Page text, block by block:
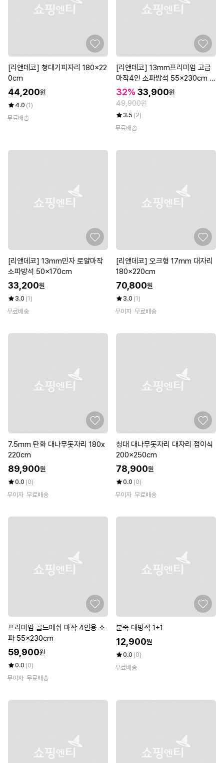
[리앤데코] 청대기피자리 180x22
0cm
44,200원
4.0 (1)
무료배송
[리앤데코] 13mm프리미엄 고급
마작4인 소파방석 55x230cm 균
일가
32% 33,900원
49,900원
3.5 (2)
무료배송
[리앤데코] 13mm민자 로얄마작
소파방석 50x170cm
33,200원
3.0 (1)
무료배송
[리앤데코] 오크형 17mm 대자리
180x220cm
70,800원
3.0 (1)
무이자 무료배송
7.5mm 탄화 대나무돗자리 180x
220cm
89,900원
0.0 (0)
무이자 무료배송
청대 대나무돗자리 대자리 접이식
200x250cm
78,900원
0.0 (0)
무이자 무료배송
프리미엄 골드메쉬 마작 4인용 소
파 55x230cm
59,900원
0.0 (0)
무이자 무료배송
분죽 대방석 1+1
12,900원
0.0 (0)
무료배송